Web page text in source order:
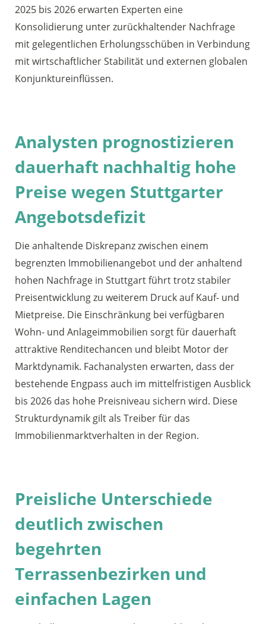
2025 bis 2026 erwarten Experten eine
Konsolidierung unter zurückhaltender Nachfrage
mit gelegentlichen Erholungsschüben in Verbindung
mit wirtschaftlicher Stabilität und externen globalen
Konjunktureinflüssen.
Analysten prognostizieren
dauerhaft nachhaltig hohe
Preise wegen Stuttgarter
Angebotsdefizit
Die anhaltende Diskrepanz zwischen einem
begrenzten Immobilienangebot und der anhaltend
hohen Nachfrage in Stuttgart führt trotz stabiler
Preisentwicklung zu weiterem Druck auf Kauf- und
Mietpreise. Die Einschränkung bei verfügbaren
Wohn- und Anlageimmobilien sorgt für dauerhaft
attraktive Renditechancen und bleibt Motor der
Marktdynamik. Fachanalysten erwarten, dass der
bestehende Engpass auch im mittelfristigen Ausblick
bis 2026 das hohe Preisniveau sichern wird. Diese
Strukturdynamik gilt als Treiber für das
Immobilienmarktverhalten in der Region.
Preisliche Unterschiede
deutlich zwischen
begehrten
Terrassenbezirken und
einfachen Lagen